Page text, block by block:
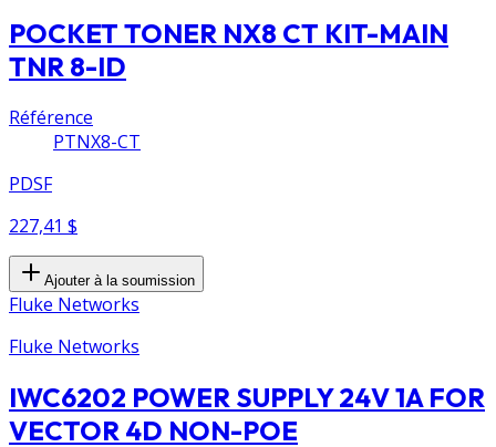
POCKET TONER NX8 CT KIT-MAIN
TNR 8-ID
Référence
PTNX8-CT
PDSF
227,41 $
Ajouter à la soumission
Fluke Networks
Fluke Networks
IWC6202 POWER SUPPLY 24V 1A FOR
VECTOR 4D NON-POE